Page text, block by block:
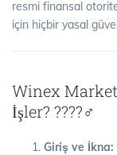
resmi finansal
için hiçbir yasal
Winex
İşler? ????️‍♂️
Giriş ve İkna: